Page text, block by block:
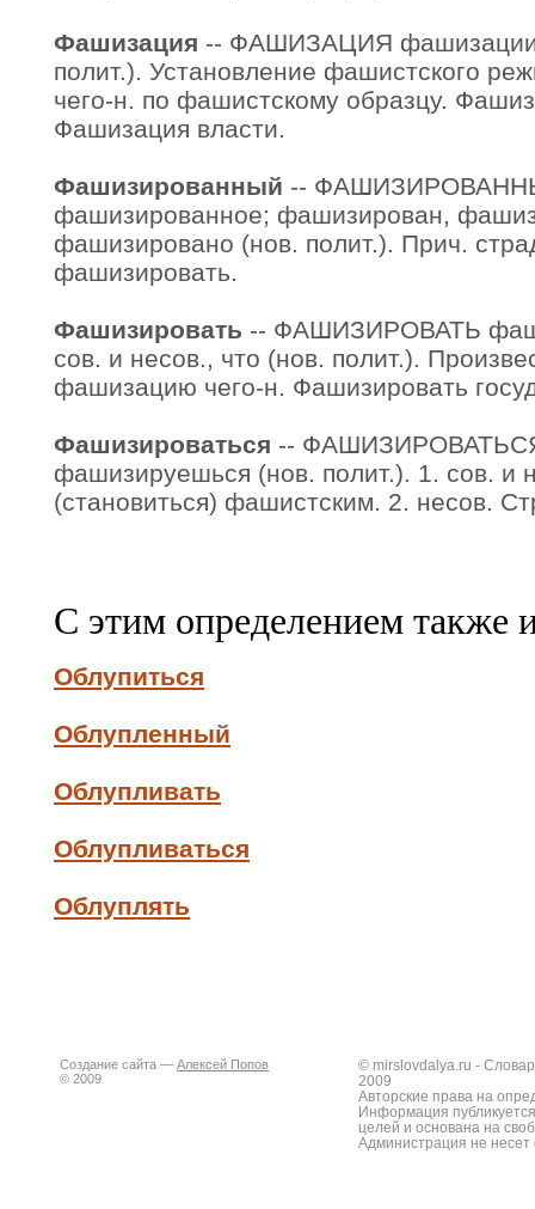
Фашизация -- ФАШИЗАЦИЯ
полит.). Установление фашистского
чего-н. по фашистскому образцу.
Фашизация власти.
Фашизированный --
фашизированное; фашизирован,
фашизировано (нов. полит.). Прич.
фашизировать.
Фашизировать -- ФАШИЗИРОВАТЬ
сов. и несов., что (нов. полит.).
фашизацию чего-н. Фашизировать
Фашизироваться --
фашизируешься (нов. полит.). 1. сов. и
(становиться) фашистским. 2. несов.
С этим определением также
Облупиться
Облупленный
Облупливать
Облупливаться
Облуплять
Создание сайта — Алексей Попов
© 2009
© mirslovdalya.ru -
2009
Авторские права на
Информация
целей и основана на
Администрация не несет